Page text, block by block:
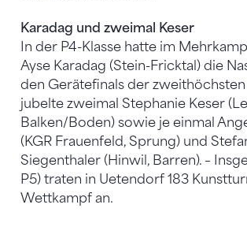
Karadag und zweimal Keser
In der P4-Klasse hatte im
Ayse Karadag (Stein-Fricktal) die
den Gerätefinals der
jubelte zweimal Stephanie Keser
Balken/Boden) sowie je einmal
(KGR Frauenfeld, Sprung) und
Siegenthaler (Hinwil, Barren). –
P5) traten in Uetendorf 183
Wettkampf an.